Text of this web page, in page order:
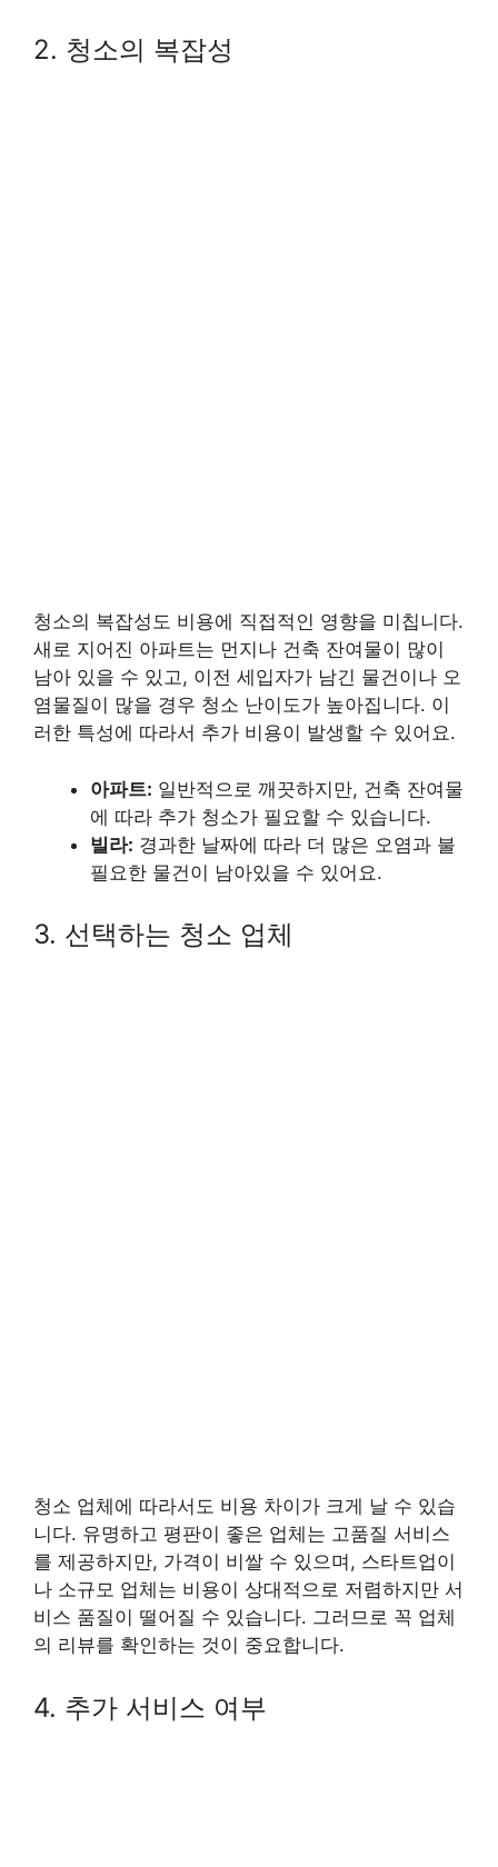
2. 청소의 복잡성
청소의 복잡성도 비용에 직접적인 영향을 미칩니다.
새로 지어진 아파트는 먼지나 건축 잔여물이 많이
남아 있을 수 있고, 이전 세입자가 남긴 물건이나 오
염물질이 많을 경우 청소 난이도가 높아집니다. 이
러한 특성에 따라서 추가 비용이 발생할 수 있어요.
아파트: 일반적으로 깨끗하지만, 건축 잔여물
에 따라 추가 청소가 필요할 수 있습니다.
빌라: 경과한 날짜에 따라 더 많은 오염과 불
필요한 물건이 남아있을 수 있어요.
3. 선택하는 청소 업체
청소 업체에 따라서도 비용 차이가 크게 날 수 있습
니다. 유명하고 평판이 좋은 업체는 고품질 서비스
를 제공하지만, 가격이 비쌀 수 있으며, 스타트업이
나 소규모 업체는 비용이 상대적으로 저렴하지만 서
비스 품질이 떨어질 수 있습니다. 그러므로 꼭 업체
의 리뷰를 확인하는 것이 중요합니다.
4. 추가 서비스 여부